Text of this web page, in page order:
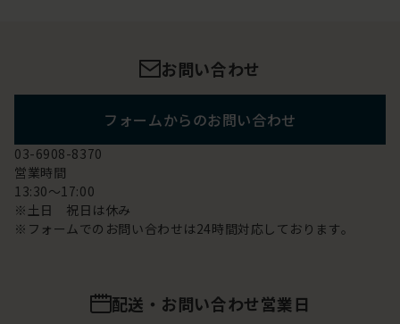
お問い合わせ
フォームからのお問い合わせ
03-6908-8370
営業時間
13:30～17:00
※土日 祝日は休み
※フォームでのお問い合わせは24時間対応しております。
配送・お問い合わせ営業日